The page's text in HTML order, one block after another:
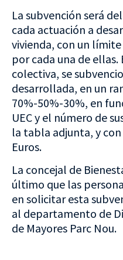
La subvención será
cada actuación a
vivienda, con un
por cada una de ellas.
colectiva, se
desarrollada, en un
70%-50%-30%, en
UEC y el número de
la tabla adjunta, y
Euros.
La concejal de
último que las
en solicitar esta
al departamento de
de Mayores Parc Nou.